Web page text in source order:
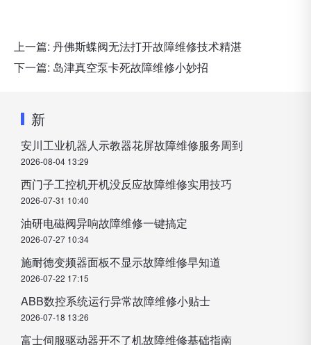
上一篇: 丹佛斯蝶阀无法打开故障维修技术精湛
下一篇: 岛津真空泵卡死故障维修小妙招
新
安川工业机器人示教器花屏故障维修服务周到
2026-08-04 13:29
西门子工控机开机没反应故障维修实用技巧
2026-07-31 10:40
油研电磁阀异响故障维修一键搞定
2026-07-27 10:34
施耐德变频器面板不显示故障维修早知道
2026-07-22 17:15
ABB数控系统运行异常故障维修小贴士
2026-07-18 13:26
富士伺服驱动器开不了机故障维修基础指南